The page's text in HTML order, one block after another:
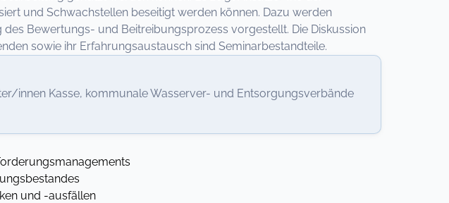
und Schwachstellen beseitigt werden können. Dazu werden
Bewertungs- und Beitreibungsprozess vorgestellt. Die Diskussion
sowie ihr Erfahrungsaustausch sind Seminarbestandteile.
innen Kasse, kommunale Wasserver- und Entsorgungsverbände
und -ausfällen